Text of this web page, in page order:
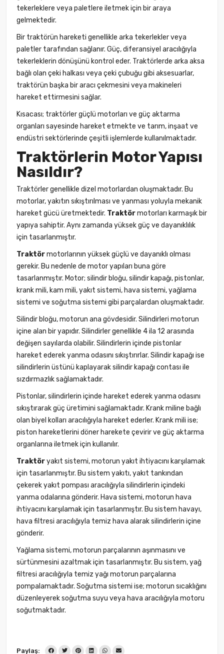
tekerleklere veya paletlere iletmek için bir araya
gelmektedir.
Bir traktörün hareketi genellikle arka tekerlekler veya
paletler tarafından sağlanır. Güç, diferansiyel aracılığıyla
tekerleklerin dönüşünü kontrol eder. Traktörlerde arka aksa
bağlı olan çeki halkası veya çeki çubuğu gibi aksesuarlar,
traktörün başka bir aracı çekmesini veya makineleri
hareket ettirmesini sağlar.
Kısacası; traktörler güçlü motorları ve güç aktarma
organları sayesinde hareket etmekte ve tarım, inşaat ve
endüstri sektörlerinde çeşitli işlemlerde kullanılmaktadır.
Traktörlerin Motor Yapısı
Nasıldır?
Traktörler genellikle dizel motorlardan oluşmaktadır. Bu
motorlar, yakıtın sıkıştırılması ve yanması yoluyla mekanik
hareket gücü üretmektedir. Traktörmotorları karmaşık bir
yapıya sahiptir. Aynı zamanda yüksek güç ve dayanıklılık
için tasarlanmıştır.
Traktörmotorlarının yüksek güçlü ve dayanıklı olması
gerekir. Bu nedenle de motor yapıları buna göre
tasarlanmıştır. Motor; silindir bloğu, silindir kapağı, pistonlar,
krank mili, kam mili, yakıt sistemi, hava sistemi, yağlama
sistemi ve soğutma sistemi gibi parçalardan oluşmaktadır.
Silindir bloğu, motorun ana gövdesidir. Silindirleri motorun
içine alan bir yapıdır. Silindirler genellikle 4 ila 12 arasında
değişen sayılarda olabilir. Silindirlerin içinde pistonlar
hareket ederek yanma odasını sıkıştırırlar. Silindir kapağı ise
silindirlerin üstünü kaplayarak silindir kapağı contası ile
sızdırmazlık sağlamaktadır.
Pistonlar, silindirlerin içinde hareket ederek yanma odasını
sıkıştırarak güç üretimini sağlamaktadır. Krank miline bağlı
olan biyel kolları aracılığıyla hareket ederler. Krank mili ise;
piston hareketlerini döner harekete çevirir ve güç aktarma
organlarına iletmek için kullanılır.
Traktöryakıt sistemi, motorun yakıt ihtiyacını karşılamak
için tasarlanmıştır. Bu sistem yakıtı, yakıt tankından
çekerek yakıt pompası aracılığıyla silindirlerin içindeki
yanma odalarına gönderir. Hava sistemi, motorun hava
ihtiyacını karşılamak için tasarlanmıştır. Bu sistem havayı,
hava filtresi aracılığıyla temiz hava alarak silindirlerin içine
gönderir.
Yağlama sistemi, motorun parçalarının aşınmasını ve
sürtünmesini azaltmak için tasarlanmıştır. Bu sistem, yağ
filtresi aracılığıyla temiz yağı motorun parçalarına
pompalamaktadır. Soğutma sistemi ise; motorun sıcaklığını
düzenleyerek soğutma suyu veya hava aracılığıyla motoru
soğutmaktadır.
Paylaş: